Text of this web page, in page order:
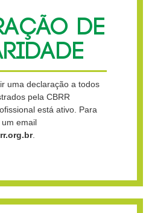
DE
uma declaração a todos
pela CBRR
está ativo. Para
email
.